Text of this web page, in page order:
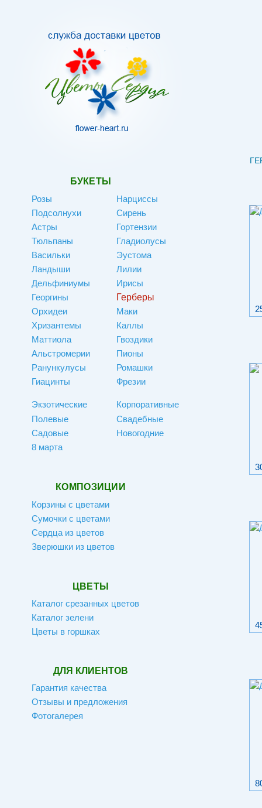
БУКЕТЫ
Розы
Подсолнухи
Астры
Тюльпаны
Васильки
Ландыши
Дельфиниумы
Георгины
Орхидеи
Хризантемы
Маттиола
Альстромерии
Ранункулусы
Гиацинты
Экзотические
Нарциссы
Сирень
Гортензии
Гладиолусы
Эустома
Лилии
Ирисы
Герберы
Маки
Каллы
Гвоздики
Пионы
Ромашки
Фрезии
Корпоративные
Полевые
Садовые
8 марта
Свадебные
Новогодние
КОМПОЗИЦИИ
Корзины с цветами
Сумочки с цветами
Сердца из цветов
Зверюшки из цветов
ЦВЕТЫ
Каталог срезанных цветов
Каталог зелени
Цветы в горшках
ДЛЯ КЛИЕНТОВ
Гарантия качества
Отзывы и предложения
Фотогалерея